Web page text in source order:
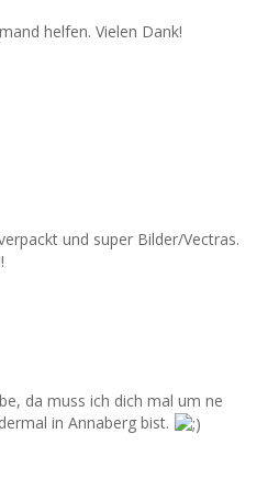
helfen. Vielen Dank!
und super Bilder/Vectras.
da muss ich dich mal um ne
in Annaberg bist.